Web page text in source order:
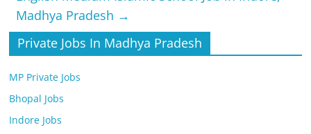
Madhya Pradesh →
Private Jobs In Madhya Pradesh
MP Private Jobs
Bhopal Jobs
Indore Jobs